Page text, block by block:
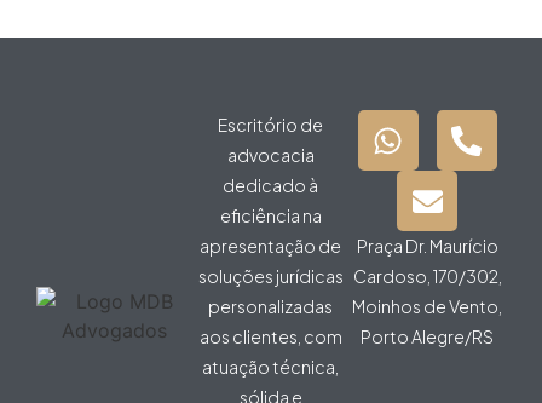
Escritório de
advocacia
dedicado à
eficiência na
apresentação de
soluções jurídicas
personalizadas
aos clientes, com
atuação técnica,
sólida e
Praça Dr. Maurício
Cardoso, 170/302,
Moinhos de Vento,
Porto Alegre/RS